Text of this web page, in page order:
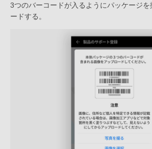
3つのバーコードが入るようにパッケージを
ードする。